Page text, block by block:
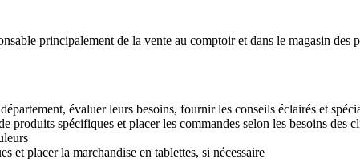
principalement de la vente au comptoir et dans le magasin
évaluer leurs besoins, fournir les conseils éclairés et
produits spécifiques et placer les commandes selon les besoins des
et placer la marchandise en tablettes, si nécessaire